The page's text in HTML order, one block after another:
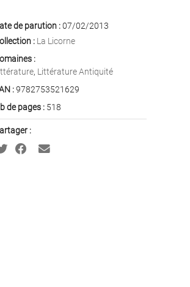
de parution :07/02/2013
: La Licorne
:
, Littérature Antiquité
:9782753521629
de pages :518
: